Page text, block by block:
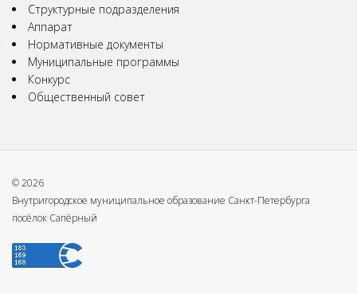
Структурные подразделения
Аппарат
Нормативные документы
Муниципальные программы
Конкурс
Общественный совет
© 2026
Внутригородское муниципальное образование Санкт-Петербурга
посёлок Сапёрный